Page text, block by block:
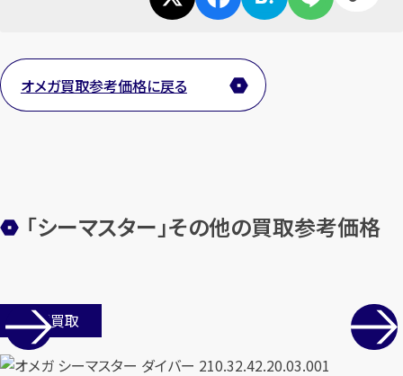
オメガ買取参考価格に戻る
「シーマスター」その他の買取参考価格
店舗買取